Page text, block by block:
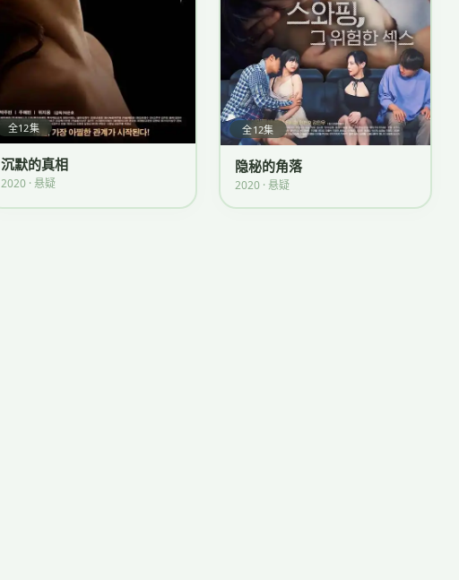
全12集
沉默的真相
2020 · 悬疑
全12集
隐秘的角落
2020 · 悬疑